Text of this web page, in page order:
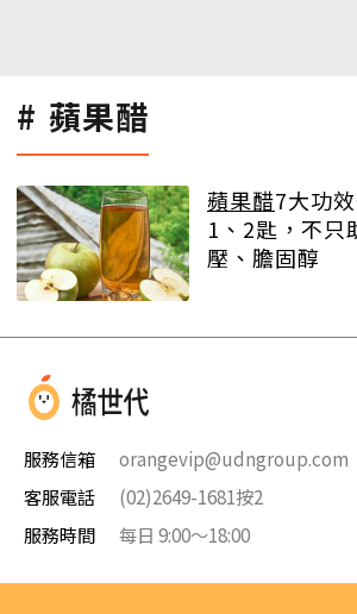
蘋果醋
蘋果醋7大功
1、2匙，不只
壓、膽固醇
服務信箱
orangevip@udngroup.com
客服電話
(02)2649-1681按2
服務時間
每日 9:00～18:00